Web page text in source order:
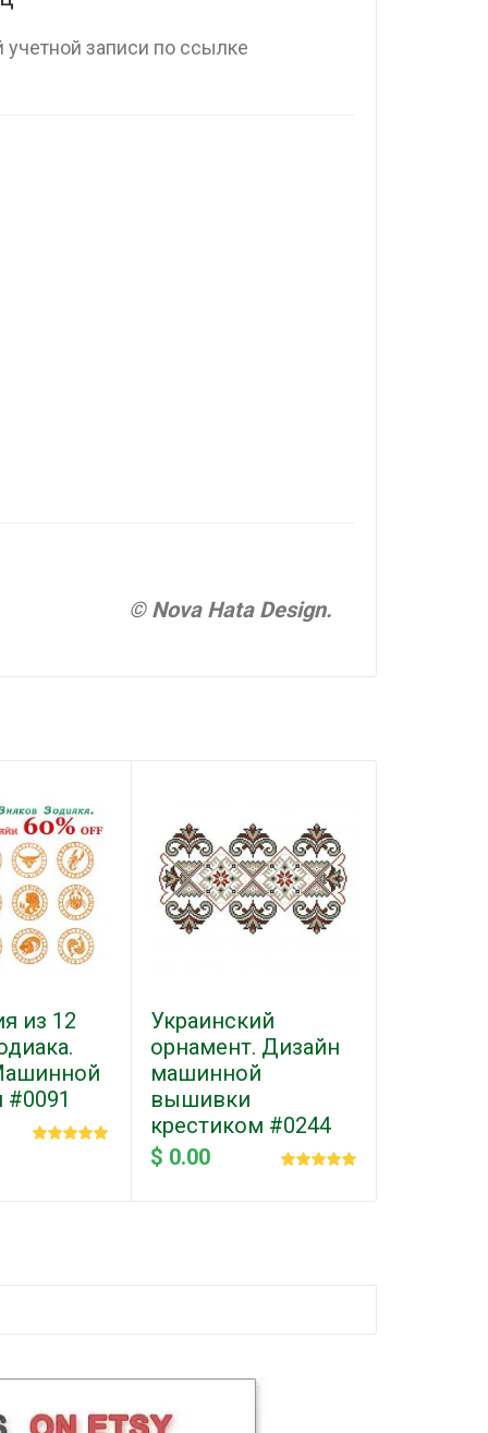
записи по ссылке
© Nova Hata Design.
из 12
Украинский
орнамент. Дизайн
машинной
вышивки
крестиком #0244
$ 0.00